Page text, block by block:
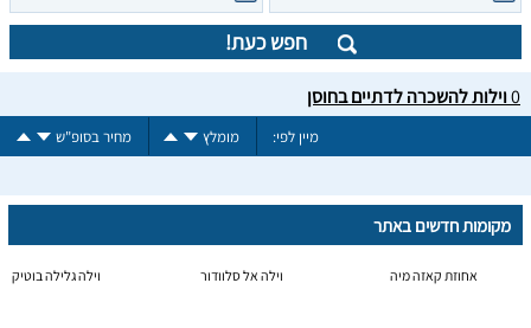
חפש כעת!
0וילות להשכרה לדתיים בחוסן
מיין לפי: מומלץ מחיר בסופ"ש
מקומות חדשים באתר
אחוזת קאזה מיה וילה אל סלוודור וילה גלילה בוטיק